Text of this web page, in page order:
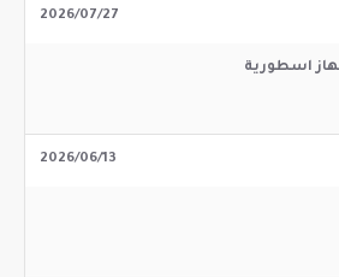
2026/07/27
اسطورية
2026/06/13